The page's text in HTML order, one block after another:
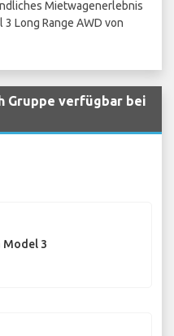
Mietwagenerlebnis
Long Range AWD von
Gruppe verfügbar bei
Model 3